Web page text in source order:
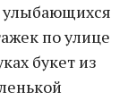
улыбающихся
по улице
букет из